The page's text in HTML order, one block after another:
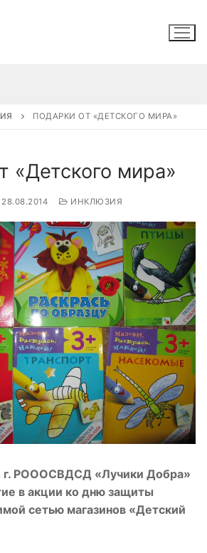
ПОДАРКИ ОТ «ДЕТСКОГО МИРА»
«Детского мира»
28.08.2014 ИНКЛЮЗИЯ
г. РОООСВДСД «Лучики Добра»
в акции ко дню защиты
сетью магазинов «Детский